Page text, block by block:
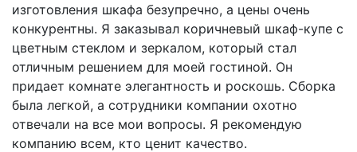
изготовления шкафа безупречно, а цены очень
конкурентны. Я заказывал коричневый шкаф-купе с
цветным стеклом и зеркалом, который стал
отличным решением для моей гостиной. Он
придает комнате элегантность и роскошь. Сборка
была легкой, а сотрудники компании охотно
отвечали на все мои вопросы. Я рекомендую
компанию всем, кто ценит качество.